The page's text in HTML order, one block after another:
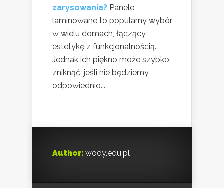
zarysowania? Panele
laminowane to popularny wybór
w wielu domach, łączący
estetykę z funkcjonalnością.
Jednak ich piękno może szybko
zniknąć, jeśli nie będziemy
odpowiednio...
Author: wody.edu.pl